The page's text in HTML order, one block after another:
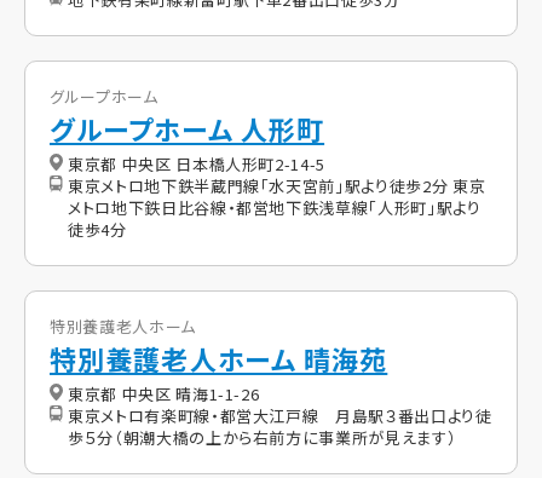
グループホーム
グループホーム 人形町
東京都 中央区 日本橋人形町2-14-5
東京メトロ地下鉄半蔵門線「水天宮前」駅より徒歩2分 東京
メトロ地下鉄日比谷線・都営地下鉄浅草線「人形町」駅より
徒歩4分
特別養護老人ホーム
特別養護老人ホーム 晴海苑
東京都 中央区 晴海1-1-26
東京メトロ有楽町線・都営大江戸線 月島駅３番出口より徒
歩５分（朝潮大橋の上から右前方に事業所が見えます）